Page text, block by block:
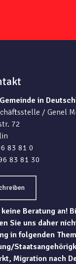
in
/ Genel
72
83 81 0
83 81 30
Beratung an!
Sie uns daher
in folgenden
Migration nach